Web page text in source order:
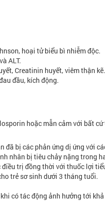
hoại tử biểu bì nhiễm độc.
ALT.
Creatinin huyết, viêm thận kẽ.
đầu, kích động.
hoặc mẫn cảm với bất
đã bị các phản ứng dị ứng với
nhân bị tiêu chảy nặng trong
trị đồng thời với thuốc lợi
trẻ sơ sinh dưới 3 tháng tuổi.
có tác động ảnh hưởng tới
THS.BS LÊ